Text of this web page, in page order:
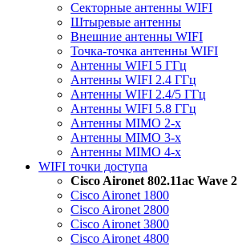
Секторные антенны WIFI
Штыревые антенны
Внешние антенны WIFI
Точка-точка антенны WIFI
Антенны WIFI 5 ГГц
Антенны WIFI 2.4 ГГц
Антенны WIFI 2.4/5 ГГц
Антенны WIFI 5.8 ГГц
Антенны MIMO 2-x
Антенны MIMO 3-x
Антенны MIMO 4-x
WIFI точки доступа
Cisco Aironet 802.11ac Wave 2
Cisco Aironet 1800
Cisco Aironet 2800
Cisco Aironet 3800
Cisco Aironet 4800